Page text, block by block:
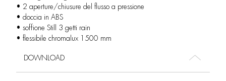
• 2 aperture/chiusure del flusso a pressione
• doccia in ABS
• soffione Still 3 getti rain
• flessibile chromalux 1500 mm
DOWNLOAD